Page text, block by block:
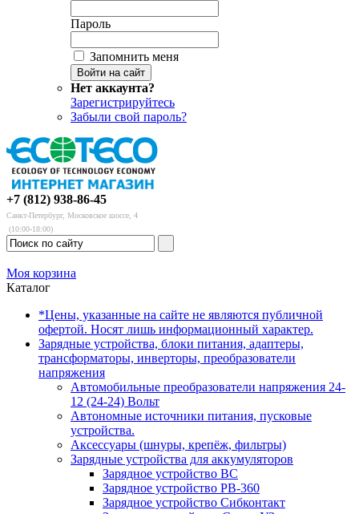
Пароль
Запомнить меня
Нет аккаунта?
Зарегистрируйтесь
Забыли свой пароль?
+7 (812) 938-86-45
Санкт-Петербург, Московское шоссе, 4
(10:00-18:00)
Моя корзина
Каталог
*Цены, указанные на сайте не являются публичной
офертой. Носят лишь информационный характер.
Зарядные устройства, блоки питания, адаптеры,
трансформаторы, инверторы, преобразователи
напряжения
Автомобильные преобразователи напряжения 24-
12 (24-24) Вольт
Автономные источники питания, пусковые
устройства.
Аксессуары (шнуры, крепёж, фильтры)
Зарядные устройства для аккумуляторов
Зарядное устройство BC
Зарядное устройство PB-360
Зарядное устройство Сибконтакт